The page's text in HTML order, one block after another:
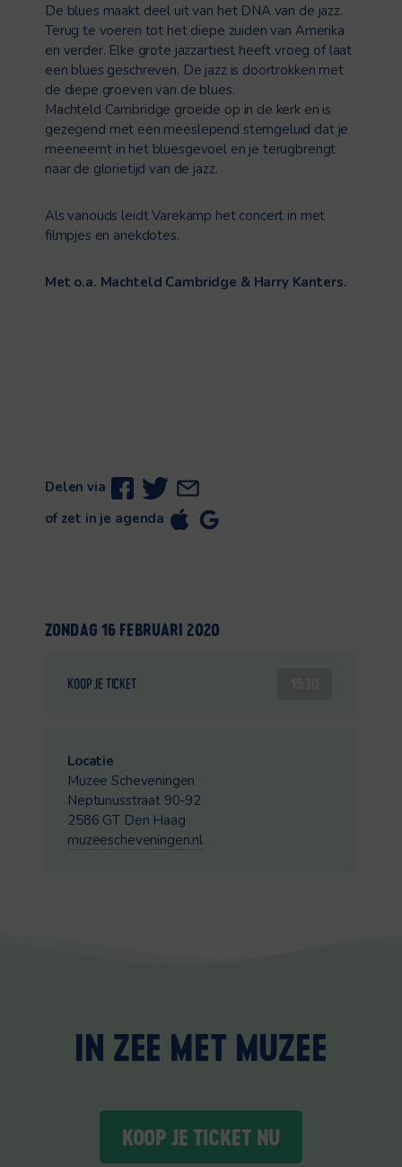
De blues maakt deel uit van het DNA van de jazz.
Terug te voeren tot het diepe zuiden van Amerika
en verder. Elke grote jazzartiest heeft vroeg of laat
een blues geschreven. De jazz is doortrokken met
de diepe groeven van de blues.
Machteld Cambridge groeide op in de kerk en is
gezegend met een meeslepend stemgeluid dat je
meeneemt in het bluesgevoel en je terugbrengt
naar de glorietijd van de jazz.
Als vanouds leidt Varekamp het concert in met
filmpjes en anekdotes.
Met o.a. Machteld Cambridge & Harry Kanters.
Delen via
of zet in je agenda
ZONDAG 16 FEBRUARI 2020
KOOP JE TICKET
Locatie
Muzee Scheveningen
Neptunusstraat 90-92
2586 GT Den Haag
muzeescheveningen.nl
IN ZEE MET MUZEE
KOOP JE TICKET NU